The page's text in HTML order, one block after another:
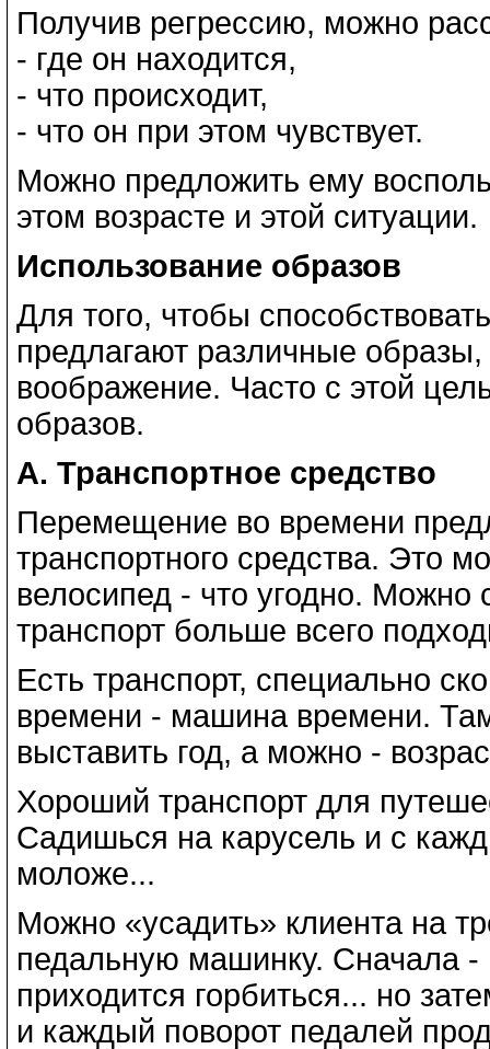
Получив регрессию, можно
- где он находится,
- что происходит,
- что он при этом чувствует.
Можно предложить ему
этом возрасте и этой ситуации.
Использование образов
Для того, чтобы
предлагают различные
воображение. Часто с этой
образов.
А. Транспортное средство
Перемещение во времени
транспортного средства. Это
велосипед - что угодно. Можно
транспорт больше всего
Есть транспорт, специально
времени - машина времени.
выставить год, а можно -
Хороший транспорт для
Садишься на карусель и с
моложе...
Можно «усадить» клиента на
педальную машинку. Сначала -
приходится горбиться... но
и каждый поворот педалей